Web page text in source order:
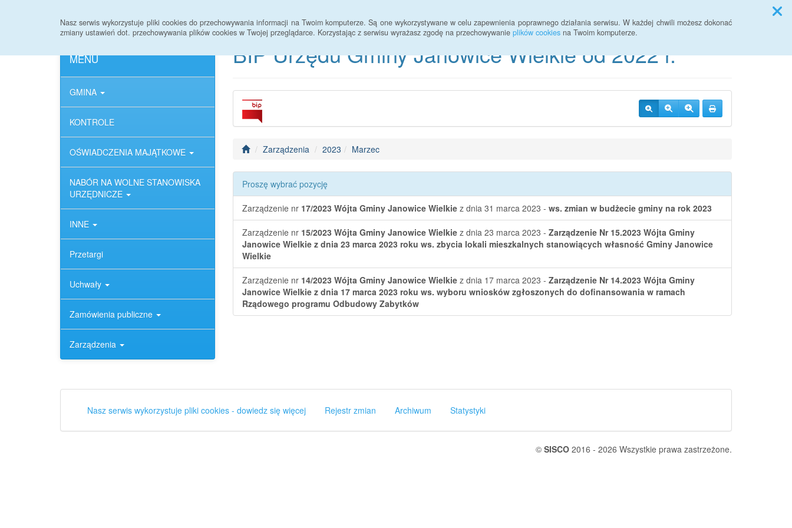
Nasz serwis wykorzystuje pliki cookies do przechowywania informacji na Twoim komputerze. Są one wykorzystywane w celu zapewnienia poprawnego działania serwisu. W każdej chwili możesz dokonać
zmiany ustawień dot. przechowywania plików cookies w Twojej przeglądarce. Korzystając z serwisu wyrażasz zgodę na przechowywanie plików cookies na Twoim komputerze.
MENU
GMINA
KONTROLE
OŚWIADCZENIA MAJĄTKOWE
NABÓR NA WOLNE STANOWISKA
URZĘDNICZE
INNE
Przetargi
Uchwały
Zamówienia publiczne
Zarządzenia
BIP Urzędu Gminy Janowice Wielkie od 2022 r.
Zarządzenia 2023 Marzec
Proszę wybrać pozycję
Zarządzenie nr 17/2023 Wójta Gminy Janowice Wielkiez dnia 31 marca 2023 - ws. zmian w budżecie gminy na rok 2023
Zarządzenie nr 15/2023 Wójta Gminy Janowice Wielkiez dnia 23 marca 2023 - Zarządzenie Nr 15.2023 Wójta Gminy
Janowice Wielkie z dnia 23 marca 2023 roku ws. zbycia lokali mieszkalnych stanowiących własność Gminy Janowice
Wielkie
Zarządzenie nr 14/2023 Wójta Gminy Janowice Wielkiez dnia 17 marca 2023 - Zarządzenie Nr 14.2023 Wójta Gminy
Janowice Wielkie z dnia 17 marca 2023 roku ws. wyboru wniosków zgłoszonych do dofinansowania w ramach
Rządowego programu Odbudowy Zabytków
Nasz serwis wykorzystuje pliki cookies - dowiedz się więcej Rejestr zmian Archiwum Statystyki
© SISCO 2016 - 2026 Wszystkie prawa zastrzeżone.